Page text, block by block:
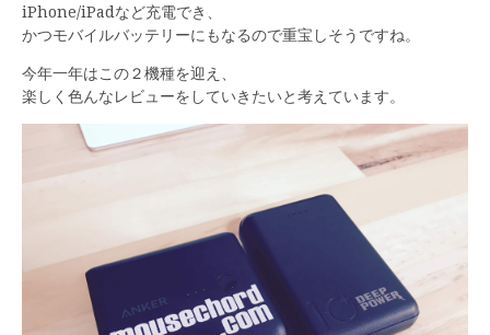
iPhone/iPadなど充電でき、
かつモバイルバッテリーにもなるので重宝しそうですね。
今年一年はこの２機種を迎え、
楽しく色んなレビューをしていきたいと考えています。